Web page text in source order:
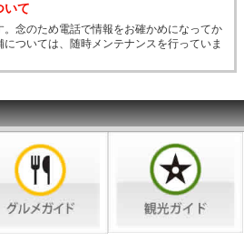
いて
念のため電話で情報をお確かめになってか
ついては、随時メンテナンスを行っていま